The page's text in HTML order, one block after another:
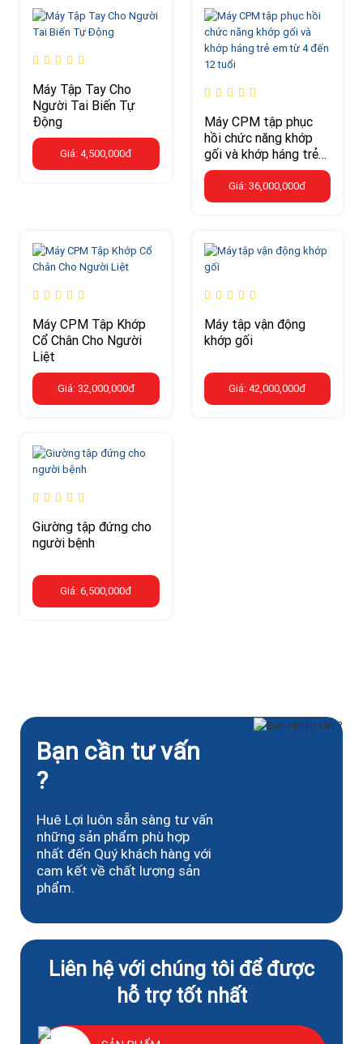
Máy Tập Tay Cho
Người Tai Biến Tự
Động
Giá: 4,500,000đ
Máy CPM tập phục
hồi chức năng khớp
gối và khớp háng trẻ
em từ 4 đến 12 tuổi
Giá: 36,000,000đ
Máy CPM Tập Khớp
Cổ Chân Cho Người
Liệt
Giá: 32,000,000đ
Máy tập vận động
khớp gối
Giá: 42,000,000đ
Giường tập đứng cho
người bệnh
Giá: 6,500,000đ
Bạn cần tư vấn
?
Huê Lợi luôn sẵn sàng tư vấn
những sản phẩm phù hợp
nhất đến Quý khách hàng với
cam kết về chất lượng sản
phẩm.
Liên hệ với chúng tôi để được
hỗ trợ tốt nhất